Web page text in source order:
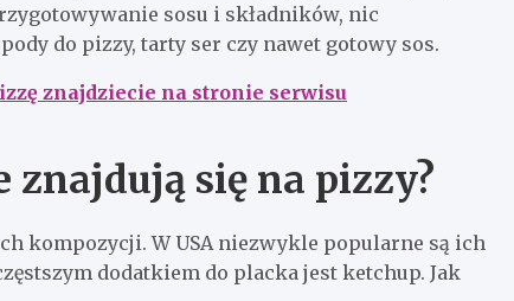
sosu i składników, nic
do pizzy, tarty ser czy nawet gotowy sos.
znajdziecie na stronie serwisu
się na pizzy?
kompozycji. W USA niezwykle popularne są ich
dodatkiem do placka jest ketchup. Jak